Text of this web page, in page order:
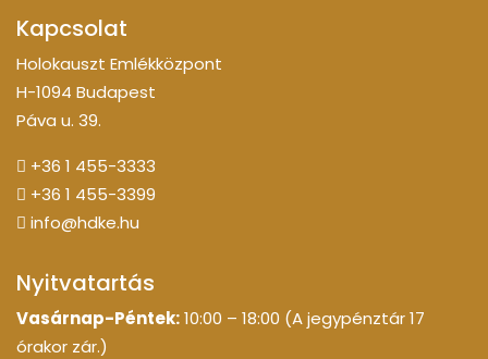
Kapcsolat
Holokauszt Emlékközpont
H-1094 Budapest
Páva u. 39.
+36 1 455-3333
+36 1 455-3399
info@hdke.hu
Nyitvatartás
Vasárnap-Péntek:10:00 – 18:00 (A jegypénztár 17
órakor zár.)